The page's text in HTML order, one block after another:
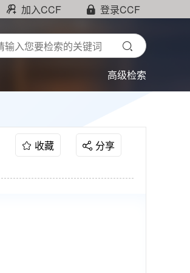
加入CCF 登录CCF
高级检索
收藏 分享